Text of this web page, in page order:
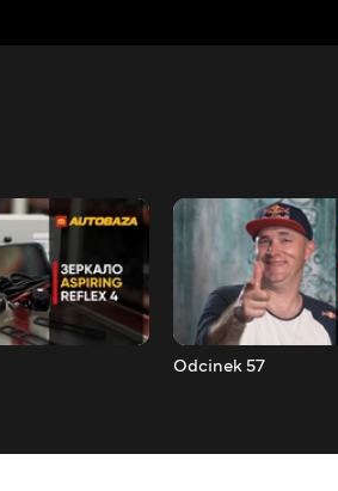
Odcinek 57